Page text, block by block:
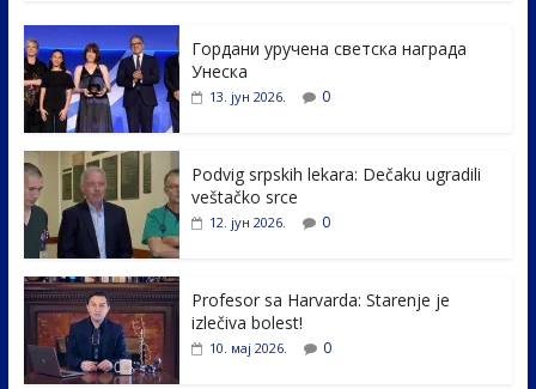
e
b
o
o
k
itt
er e
dI
e
Гордани уручена светска награда
Унеска
13. јун 2026. 0
Podvig srpskih lekara: Dečaku ugradili
veštačko srce
12. јун 2026. 0
Profesor sa Harvarda: Starenje je
izlečiva bolest!
10. мај 2026. 0